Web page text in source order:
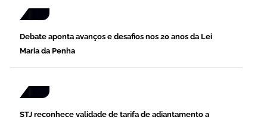
Debate aponta avanços e desafios nos 20 anos da Lei
Maria da Penha
STJ reconhece validade de tarifa de adiantamento a